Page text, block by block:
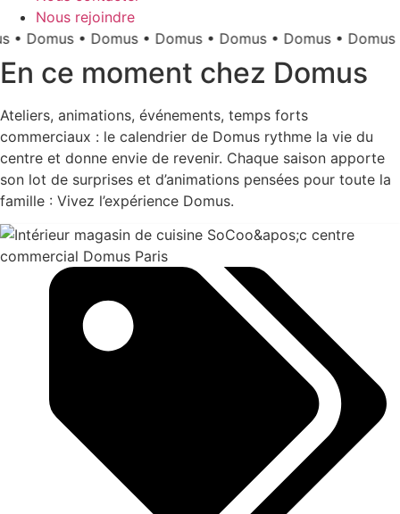
Nous rejoindre
• Domus • Domus • Domus • Domus • Domus •
En ce moment chez Domus
Ateliers, animations, événements, temps forts
commerciaux : le calendrier de Domus rythme la vie du
centre et donne envie de revenir. Chaque saison apporte
son lot de surprises et d’animations pensées pour toute la
famille : Vivez l’expérience Domus.